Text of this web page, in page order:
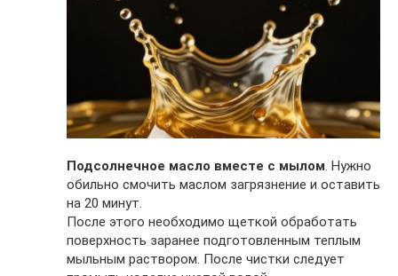
Подсолнечное масло вместе с мылом. Нужно
обильно смочить маслом загрязнение и оставить
на 20 минут.
После этого необходимо щеткой обработать
поверхность заранее подготовленным теплым
мыльным раствором. После чистки следует